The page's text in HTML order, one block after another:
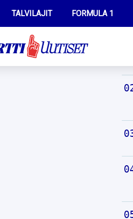
TALVILAJIT FORMULA 1